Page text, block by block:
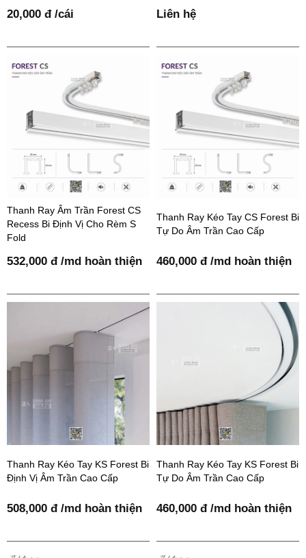
20,000 đ /cái Liên hệ
Thanh Ray Âm Trần Forest CS
Recess Bi Định Vị Cho Rèm S
Fold
532,000 đ /md hoàn thiện
Thanh Ray Kéo Tay CS Forest Bi
Tự Do Âm Trần Cao Cấp
460,000 đ /md hoàn thiện
Thanh Ray Kéo Tay KS Forest Bi
Định Vị Âm Trần Cao Cấp
508,000 đ /md hoàn thiện
Thanh Ray Kéo Tay KS Forest Bi
Tự Do Âm Trần Cao Cấp
460,000 đ /md hoàn thiện